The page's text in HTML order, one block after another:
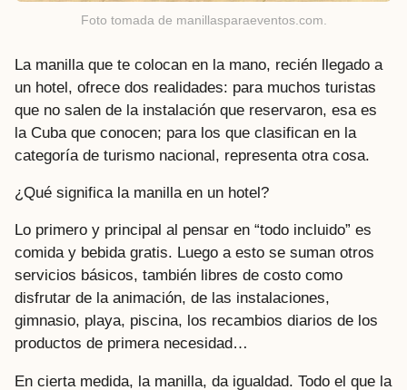
Foto tomada de manillasparaeventos.com.
La manilla que te colocan en la mano, recién llegado a
un hotel, ofrece dos realidades: para muchos turistas
que no salen de la instalación que reservaron, esa es
la Cuba que conocen; para los que clasifican en la
categoría de turismo nacional, representa otra cosa.
¿Qué significa la manilla en un hotel?
Lo primero y principal al pensar en “todo incluido” es
comida y bebida gratis. Luego a esto se suman otros
servicios básicos, también libres de costo como
disfrutar de la animación, de las instalaciones,
gimnasio, playa, piscina, los recambios diarios de los
productos de primera necesidad…
En cierta medida, la manilla, da igualdad. Todo el que la